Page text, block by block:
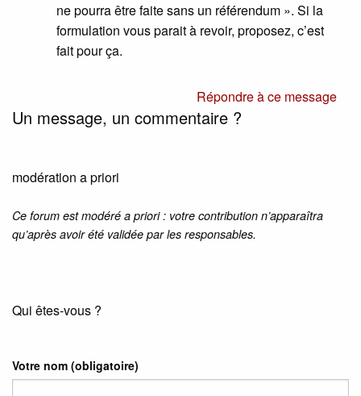
ne pourra être faite sans un référendum ». Si la
formulation vous parait à revoir, proposez, c’est
fait pour ça.
Répondre à ce message
Un message, un commentaire ?
modération a priori
Ce forum est modéré a priori : votre contribution n’apparaîtra
qu’après avoir été validée par les responsables.
Qui êtes-vous ?
Votre nom (obligatoire)